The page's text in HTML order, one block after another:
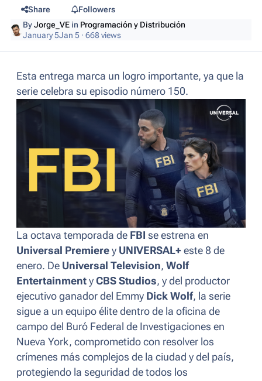
Share
Followers
ByJorge_VE in Programación y Distribución
January 5Jan 5 · 668 views
Esta entrega marca un logro importante, ya que la
serie celebra su episodio número 150.
La octava temporada de FBI se estrena en
Universal Premiere y UNIVERSAL+ este 8 de
enero. De Universal Television, Wolf
Entertainment y CBS Studios, y del productor
ejecutivo ganador del Emmy Dick Wolf, la serie
sigue a un equipo élite dentro de la oficina de
campo del Buró Federal de Investigaciones en
Nueva York, comprometido con resolver los
crímenes más complejos de la ciudad y del país,
protegiendo la seguridad de todos los